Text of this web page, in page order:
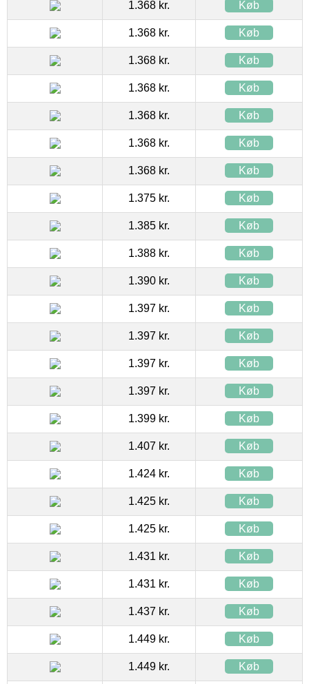
1.368 kr. Køb
1.368 kr. Køb
1.368 kr. Køb
1.368 kr. Køb
1.368 kr. Køb
1.368 kr. Køb
1.368 kr. Køb
1.375 kr. Køb
1.385 kr. Køb
1.388 kr. Køb
1.390 kr. Køb
1.397 kr. Køb
1.397 kr. Køb
1.397 kr. Køb
1.397 kr. Køb
1.399 kr. Køb
1.407 kr. Køb
1.424 kr. Køb
1.425 kr. Køb
1.425 kr. Køb
1.431 kr. Køb
1.431 kr. Køb
1.437 kr. Køb
1.449 kr. Køb
1.449 kr. Køb